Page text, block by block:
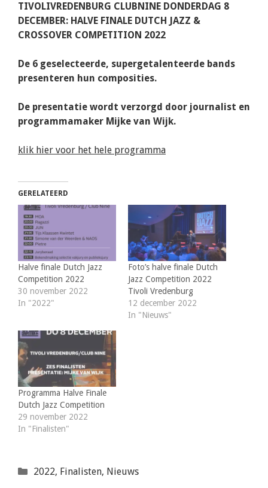
TIVOLIVREDENBURG CLUBNINE DONDERDAG 8
DECEMBER: HALVE FINALE DUTCH JAZZ &
CROSSOVER COMPETITION 2022
De 6 geselecteerde, supergetalenteerde bands
presenteren hun composities.
De presentatie wordt verzorgd door journalist en
programmamaker Mijke van Wijk.
klik hier voor het hele programma
GERELATEERD
Halve finale Dutch Jazz
Competition 2022
30 november 2022
In "2022"
Foto’s halve finale Dutch
Jazz Competition 2022
Tivoli Vredenburg
12 december 2022
In "Nieuws"
Programma Halve Finale
Dutch Jazz Competition
29 november 2022
In "Finalisten"
Categorieën
2022, Finalisten, Nieuws